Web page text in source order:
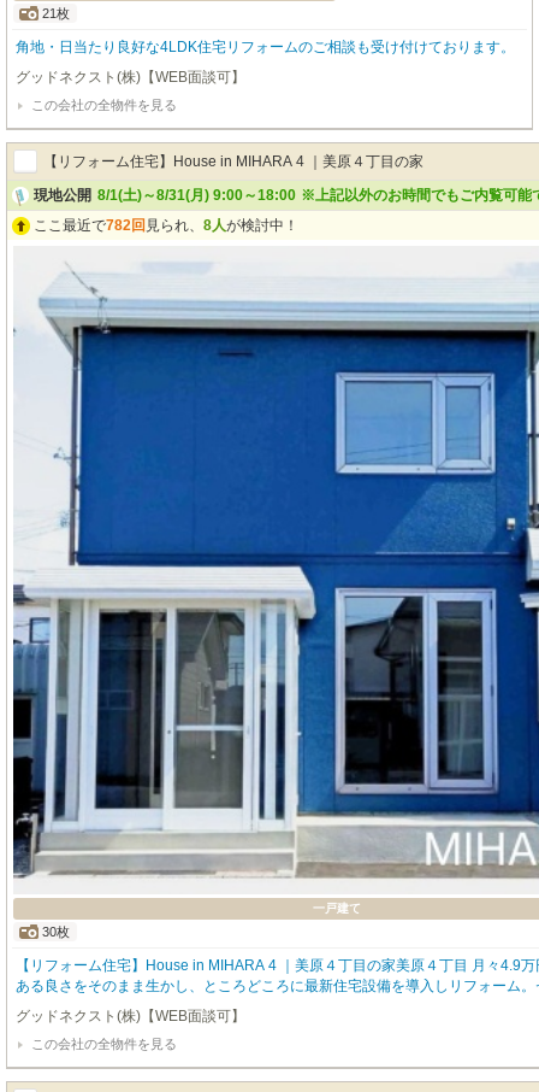
21枚
角地・日当たり良好な4LDK住宅リフォームのご相談も受け付けております。
グッドネクスト(株)【WEB面談可】
この会社の全物件を見る
【リフォーム住宅】House in MIHARA 4 ｜美原４丁目の家
現地公開 8/1(土)～8/31(月) 9:00～18:00 ※上記以外のお時間でもご内覧可能
ここ最近で782回 見られ、 8人が検討中！
一戸建て
30枚
【リフォーム住宅】House in MIHARA 4 ｜美原４丁目の家美原４丁目 月々4.9
ある良さをそのまま生かし、ところどころに最新住宅設備を導入しリフォーム
宅が登場。～goodfield quality～■内装クロスは全面張り替え、フローリングも
る弊社だからご提案できるリフォーム内容■駐車スペースを３台分確保、散水栓
グッドネクスト(株)【WEB面談可】
この会社の全物件を見る